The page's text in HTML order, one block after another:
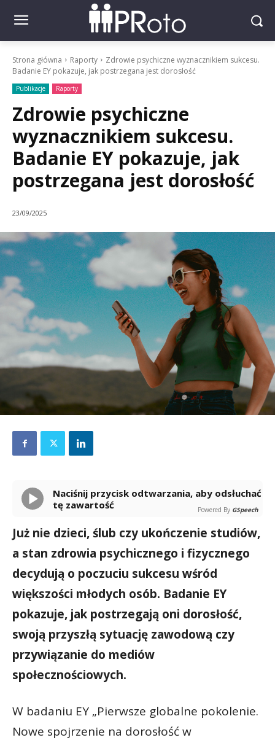
Strona główna Raporty
Zdrowie psychiczne wyznacznikiem sukcesu.
Badanie EY pokazuje, jak postrzegana jest dorosłość
Publikacje Raporty
Zdrowie psychiczne
wyznacznikiem sukcesu.
Badanie EY pokazuje, jak
postrzegana jest dorosłość
23/09/2025
Naciśnij przycisk odtwarzania, aby odsłuchać
tę zawartość
Powered By GSpeech
Już nie dzieci, ślub czy ukończenie studiów,
a stan zdrowia psychicznego i fizycznego
decydują o poczuciu sukcesu wśród
większości młodych osób. Badanie EY
pokazuje, jak postrzegają oni dorosłość,
swoją przyszłą sytuację zawodową czy
przywiązanie do mediów
społecznościowych.
W badaniu EY „Pierwsze globalne pokolenie.
Nowe spojrzenie na dorosłość w